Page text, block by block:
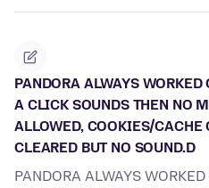
PANDORA ALWAYS
A CLICK SOUNDS THEN NO
ALLOWED, COOKIES/CACHE
CLEARED BUT NO SOUND.D
PANDORA ALWAYS